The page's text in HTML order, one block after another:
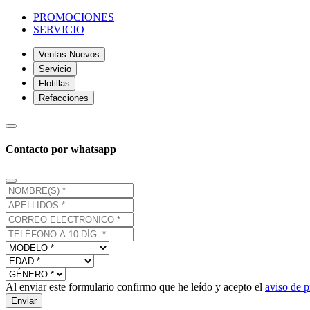
PROMOCIONES
SERVICIO
Ventas Nuevos
Servicio
Flotillas
Refacciones
Contacto por whatsapp
Al enviar este formulario confirmo que he leído y acepto el aviso de
Enviar